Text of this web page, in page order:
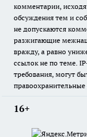
комментарии,
обсуждения тем и
не допускаются
разжигающие
вражду, а равно
ссылок не по теме.
требования, могут
16+